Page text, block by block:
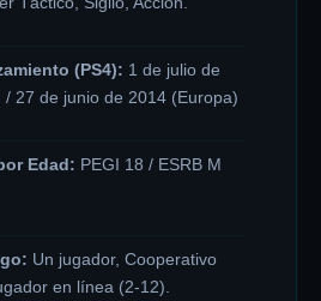
(PS4): 1 de julio de
/ 27 de junio de 2014 (Europa)
Edad: PEGI 18 / ESRB M
Un jugador, Cooperativo
en línea (2-12).